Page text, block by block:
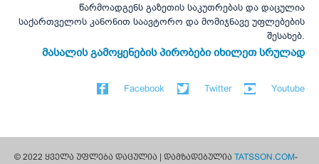
წარმოადგენს გაზეთის საკუთრებას და დაცულია
საქართველოს კანონით საავტორო და მომიჯნავე უფლებების
შესახებ.
მასალის გამოყენების პირობები იხილეთ სრულად
Facebook Twitter Youtube
© 2022 ყველა უფლება დაცულია | დამზადებულია TATSSON.COM-